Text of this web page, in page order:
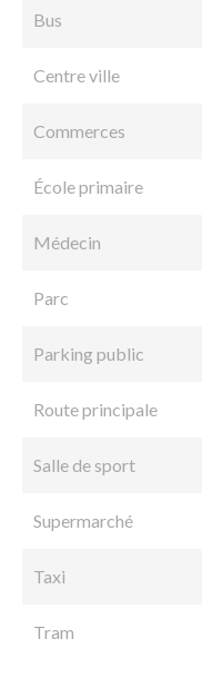
Bus
Centre ville
Commerces
École primaire
Médecin
Parc
Parking public
Route principale
Salle de sport
Supermarché
Taxi
Tram